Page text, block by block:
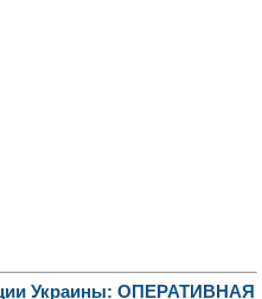
Украины: ОПЕРАТИВНАЯ